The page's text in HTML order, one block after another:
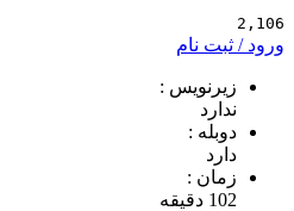
نام
: